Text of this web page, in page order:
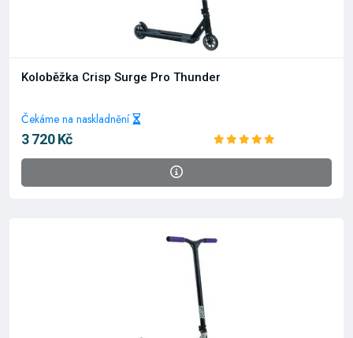
Koloběžka Crisp Surge Pro Thunder
Čekáme na naskladnění
3 720 Kč